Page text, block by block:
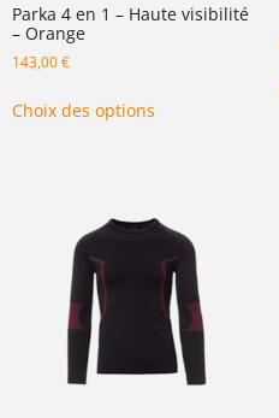
Parka 4 en 1 – Haute visibilité
– Orange
143,00€
Choix des options